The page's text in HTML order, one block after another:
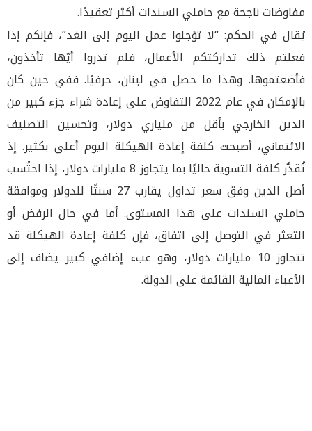
مفاوضات ناجحة مع حاملي السندات أكثر تعقيدًا.
يُقال في الحكم: “لا تؤجلوا عمل اليوم إلى الغد”، فإنكم إذا
فعلتم ذلك تداركتكم الأعمال، فلم تدروا أيّها تأخذون،
فأضعتموها. وهذا ما حصل في لبنان، حرفيًا. ففي حين كان
بالإمكان في عام 2022 التفاوض على إعادة شراء جزء كبير من
الدين الخارجي بأقل من ملياري دولار، وتحسين التصنيف
الائتماني، أصبحت كلفة إعادة الهيكلة اليوم أعلى بكثير. إذ
تُقدَّر كلفة التسوية حاليًا بما يتجاوز 8 مليارات دولار، إذا احتُسب
أصل الدين وفق سعر تداول يقارب 27 سنتًا للدولار وموافقة
حاملي السندات على هذا المستوى. أما في حال الرفض أو
التعثر في التوصل إلى اتفاق، فإن كلفة إعادة الهيكلة قد
تتجاوز 10 مليارات دولار، وهو عبء إضافي كبير يضاف إلى
الأعباء المالية القائمة على الدولة.